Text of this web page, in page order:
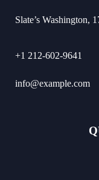
Slate’s Washington,
+1 212-602-9641
info@example.com